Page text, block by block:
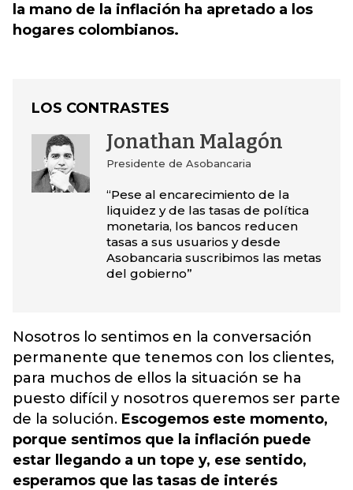
la mano de la inflación ha apretado a los
hogares colombianos.
LOS CONTRASTES
Jonathan Malagón
Presidente de Asobancaria
“Pese al encarecimiento de la
liquidez y de las tasas de política
monetaria, los bancos reducen
tasas a sus usuarios y desde
Asobancaria suscribimos las metas
del gobierno”
Nosotros lo sentimos en la conversación
permanente que tenemos con los clientes,
para muchos de ellos la situación se ha
puesto difícil y nosotros queremos ser parte
de la solución. Escogemos este momento,
porque sentimos que la inflación puede
estar llegando a un tope y, ese sentido,
esperamos que las tasas de interés